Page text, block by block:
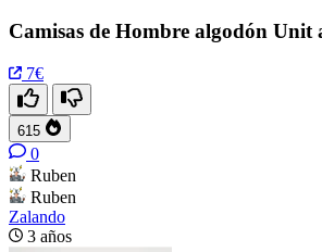
Camisas de Hombre algodón Unit
7€
615
0
Ruben
Ruben
Zalando
3 años